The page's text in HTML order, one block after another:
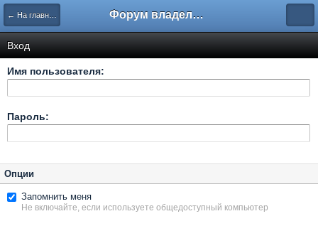
← На главную Форум владельцев интернет-магазинов
Вход
Имя пользователя:
Пароль:
Опции
Запомнить меня
Не включайте, если используете общедоступный компьютер